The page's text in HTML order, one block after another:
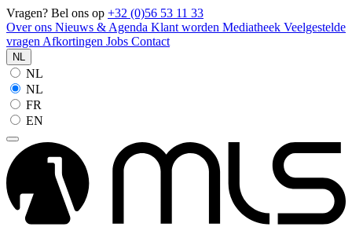
Vragen? Bel ons op +32 (0)56 53 11 33
Over ons Nieuws & Agenda Klant worden Mediatheek Veelgestelde
vragen Afkortingen Jobs Contact
NL
NL
NL
FR
EN